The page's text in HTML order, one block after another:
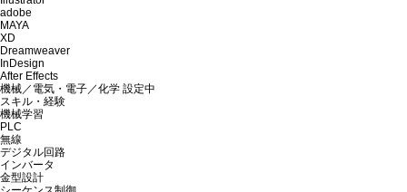
adobe
MAYA
XD
Dreamweaver
InDesign
After Effects
機械／電気・電子／化学 設定中
スキル・経験
機械学習
PLC
無線
デジタル回路
インバータ
金型設計